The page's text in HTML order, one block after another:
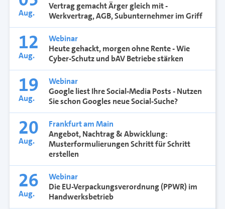
Aug.
Vertrag gemacht Ärger gleich mit -
Werkvertrag, AGB, Subunternehmer im Griff
12
Aug.
Webinar
Heute gehackt, morgen ohne Rente - Wie
Cyber-Schutz und bAV Betriebe stärken
19
Aug.
Webinar
Google liest Ihre Social-Media Posts - Nutzen
Sie schon Googles neue Social-Suche?
20
Aug.
Frankfurt am Main
Angebot, Nachtrag & Abwicklung:
Musterformulierungen Schritt für Schritt
erstellen
26
Aug.
Webinar
Die EU-Verpackungsverordnung (PPWR) im
Handwerksbetrieb